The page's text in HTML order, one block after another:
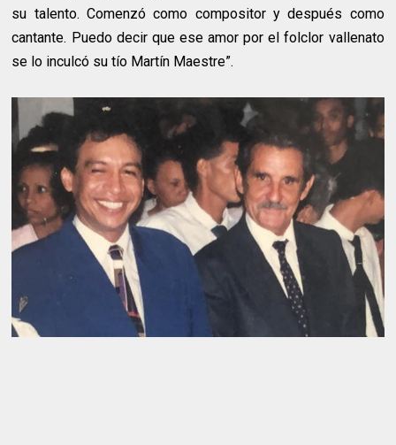
su talento. Comenzó como compositor y después como
cantante. Puedo decir que ese amor por el folclor vallenato
se lo inculcó su tío Martín Maestre”.